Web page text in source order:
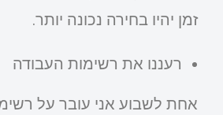
זמן יהיו בחירה נכונה יותר.
רעננו את רשימות העבודה
אחת לשבוע אני עובר על